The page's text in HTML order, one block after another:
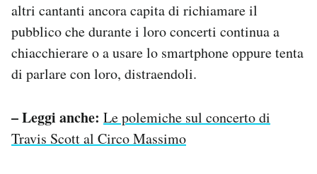
altri cantanti ancora capita di richiamare il
pubblico che durante i loro concerti continua a
chiacchierare o a usare lo smartphone oppure tenta
di parlare con loro, distraendoli.
– Leggi anche: Le polemiche sul concerto di
Travis Scott al Circo Massimo